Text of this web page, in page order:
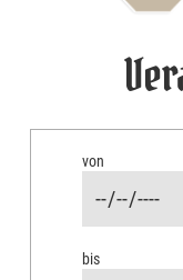
von
bis